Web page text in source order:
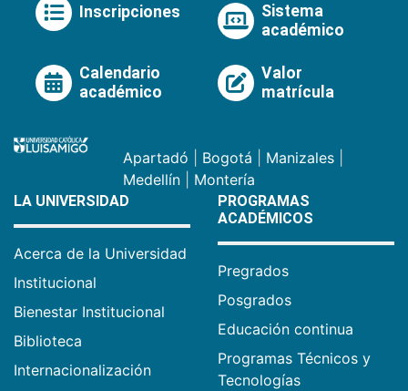
Inscripciones
Sistema
académico
Calendario
académico
Valor
matrícula
Apartadó Bogotá Manizales
Medellín
Montería
LA UNIVERSIDAD
Acerca de la Universidad
Institucional
Bienestar Institucional
Biblioteca
Internacionalización
PROGRAMAS
ACADÉMICOS
Pregrados
Posgrados
Educación continua
Programas Técnicos y
Tecnologías